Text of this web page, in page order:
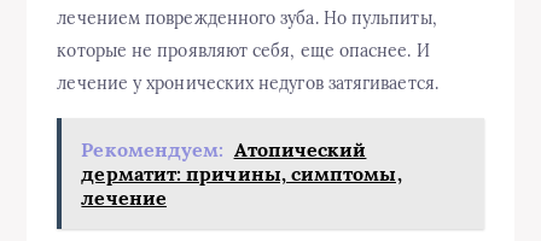
лечением поврежденного зуба. Но пульпиты,
которые не проявляют себя, еще опаснее. И
лечение у хронических недугов затягивается.
Рекомендуем: Атопический
дерматит: причины, симптомы,
лечение